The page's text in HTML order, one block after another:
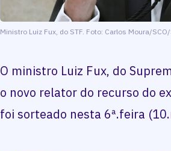
Ministro Luiz Fux, do STF. Foto: Carlos Moura/SCO/
O ministro Luiz Fux, do
o novo relator do recurso do
foi sorteado nesta 6ª.feira